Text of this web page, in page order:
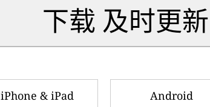
下载 及时更
iPhone & iPad Android